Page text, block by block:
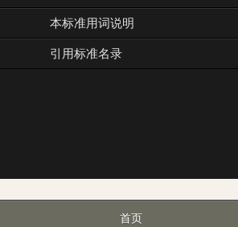
本标准用词说明
引用标准名录
首页